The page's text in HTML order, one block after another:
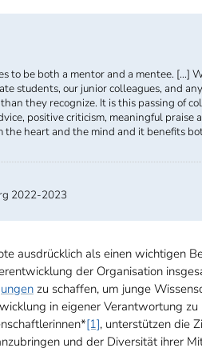
to be both a mentor and a mentee. [...]
students, our junior colleagues, and
they recognize. It is this passing of
positive criticism, meaningful praise
the heart and the mind and it benefits
2022-2023
ausdrücklich als einen wichtigen
der Organisation
zu schaffen, um junge
in eigener Verantwortung zu
[1], unterstützen die
und der Diversität ihrer